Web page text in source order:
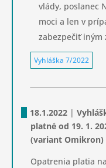
vlády, poslanec
moci a len v
zabezpečiť iným
Vyhláška 7/2022
18.1.2022 |
platné od 19. 1.
(variant Omikron)
Opatrenia platia